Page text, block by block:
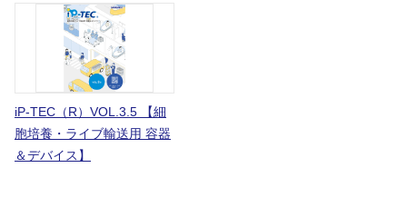
iP-TEC（R）VOL.3.5 【細
胞培養・ライブ輸送用 容器
＆デバイス】